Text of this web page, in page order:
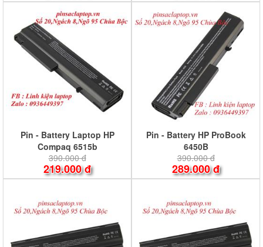
Pin - Battery Laptop HP
Compaq 6515b
390.000 đ
219.000 đ
Pin - Battery HP ProBook
6450B
390.000 đ
289.000 đ